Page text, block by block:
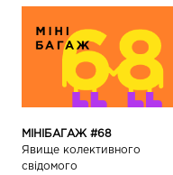
МІНІБАГАЖ #68
Явище колективного
свідомого